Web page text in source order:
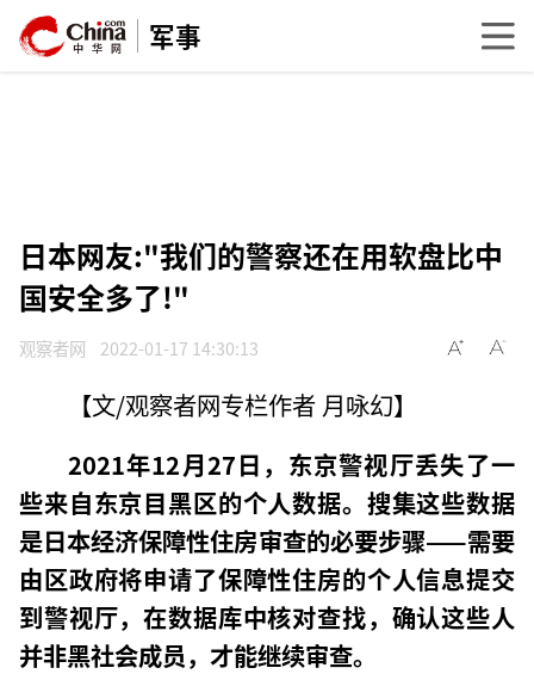
军事
日本网友:"我们的警察还在用软盘比中
国安全多了!"
观察者网 2022-01-17 14:30:13
【文/观察者网专栏作者 月咏幻】
2021年12月27日，东京警视厅丢失了一
些来自东京目黑区的个人数据。搜集这些数据
是日本经济保障性住房审查的必要步骤——需要
由区政府将申请了保障性住房的个人信息提交
到警视厅，在数据库中核对查找，确认这些人
并非黑社会成员，才能继续审查。